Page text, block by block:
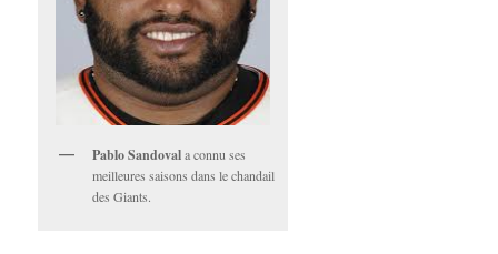
Pablo Sandovala connu ses
meilleures saisons dans le chandail
des Giants.